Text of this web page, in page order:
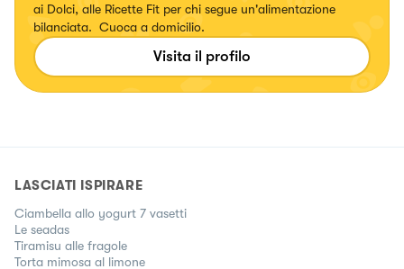
ai Dolci, alle Ricette Fit per chi segue un'alimentazione
bilanciata. Cuoca a domicilio.
Visita il profilo
LASCIATI ISPIRARE
Ciambella allo yogurt 7 vasetti
Le seadas
Tiramisu alle fragole
Torta mimosa al limone